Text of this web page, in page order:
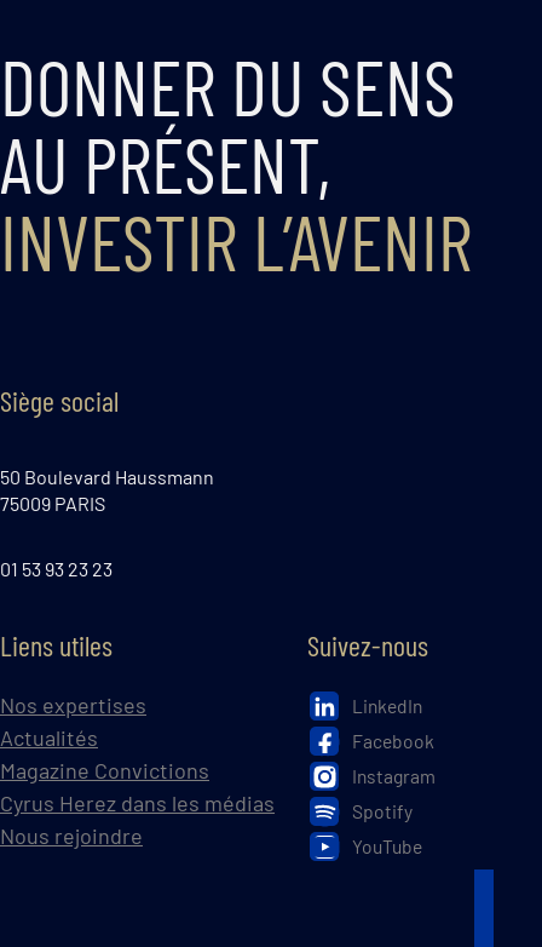
DONNER DU SENS
AU PRÉSENT,
INVESTIR L’AVENIR
Siège social
50 Boulevard Haussmann
75009 PARIS
01 53 93 23 23
Liens utiles
Nos expertises
Actualités
Magazine Convictions
Cyrus Herez dans les médias
Nous rejoindre
Suivez-nous
LinkedIn
Facebook
Instagram
Spotify
YouTube